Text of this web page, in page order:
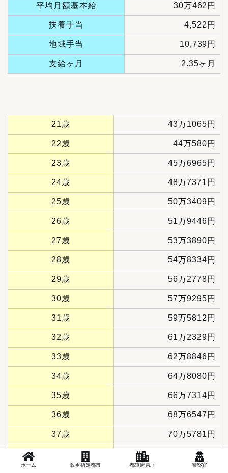
平均月額基本給 30万462円
扶養手当 4,522円
地域手当 10,739円
支給ヶ月 2.35ヶ月
21歳 43万1065円
22歳 44万580円
23歳 45万6965円
24歳 48万7371円
25歳 50万3409円
26歳 51万9446円
27歳 53万3890円
28歳 54万8334円
29歳 56万2778円
30歳 57万9295円
31歳 59万5812円
32歳 61万2329円
33歳 62万8846円
34歳 64万8080円
35歳 66万7314円
36歳 68万6547円
37歳 70万5781円
72万5015円
ホーム 政令指定都市 都道府県庁 警察官